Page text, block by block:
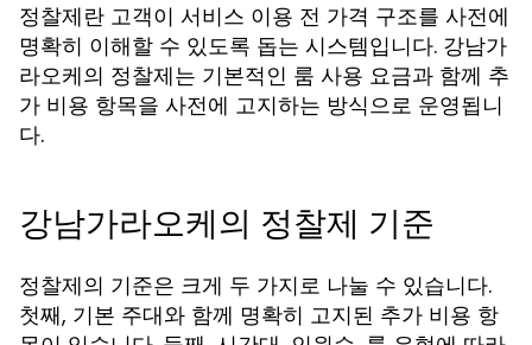
정찰제란 고객이 서비스 이용 전 가격 구조를 사전에
명확히 이해할 수 있도록 돕는 시스템입니다. 강남가
라오케의 정찰제는 기본적인 룸 사용 요금과 함께 추
가 비용 항목을 사전에 고지하는 방식으로 운영됩니
다.
강남가라오케의 정찰제 기준
정찰제의 기준은 크게 두 가지로 나눌 수 있습니다.
첫째, 기본 주대와 함께 명확히 고지된 추가 비용 항